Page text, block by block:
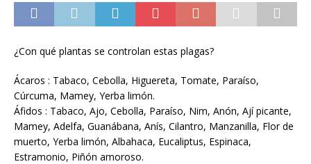
¿Con qué plantas se controlan estas plagas?
Ácaros : Tabaco, Cebolla, Higuereta, Tomate, Paraíso,
Cúrcuma, Mamey, Yerba limón.
Áfidos : Tabaco, Ajo, Cebolla, Paraíso, Nim, Anón, Ají picante,
Mamey, Adelfa, Guanábana, Anís, Cilantro, Manzanilla, Flor de
muerto, Yerba limón, Albahaca, Eucaliptus, Espinaca,
Estramonio, Piñón amoroso.